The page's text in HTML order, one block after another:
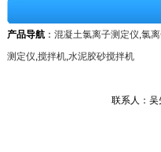
产品导航 ： 混凝土氯离子测定仪,氯
测定仪,搅拌机,水泥胶砂搅拌机
联系人：